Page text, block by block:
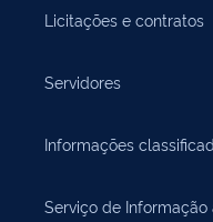
Licitações e contratos
Servidores
Informações
Serviço de Informação